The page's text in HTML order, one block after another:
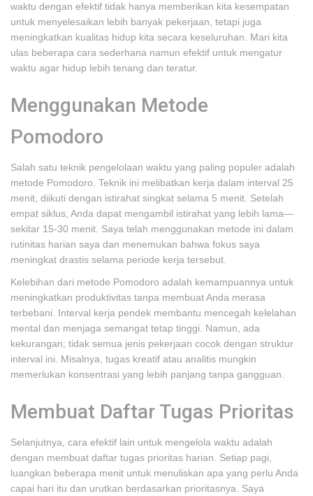
waktu dengan efektif tidak hanya memberikan kita kesempatan
untuk menyelesaikan lebih banyak pekerjaan, tetapi juga
meningkatkan kualitas hidup kita secara keseluruhan. Mari kita
ulas beberapa cara sederhana namun efektif untuk mengatur
waktu agar hidup lebih tenang dan teratur.
Menggunakan Metode
Pomodoro
Salah satu teknik pengelolaan waktu yang paling populer adalah
metode Pomodoro. Teknik ini melibatkan kerja dalam interval 25
menit, diikuti dengan istirahat singkat selama 5 menit. Setelah
empat siklus, Anda dapat mengambil istirahat yang lebih lama—
sekitar 15-30 menit. Saya telah menggunakan metode ini dalam
rutinitas harian saya dan menemukan bahwa fokus saya
meningkat drastis selama periode kerja tersebut.
Kelebihan dari metode Pomodoro adalah kemampuannya untuk
meningkatkan produktivitas tanpa membuat Anda merasa
terbebani. Interval kerja pendek membantu mencegah kelelahan
mental dan menjaga semangat tetap tinggi. Namun, ada
kekurangan; tidak semua jenis pekerjaan cocok dengan struktur
interval ini. Misalnya, tugas kreatif atau analitis mungkin
memerlukan konsentrasi yang lebih panjang tanpa gangguan.
Membuat Daftar Tugas Prioritas
Selanjutnya, cara efektif lain untuk mengelola waktu adalah
dengan membuat daftar tugas prioritas harian. Setiap pagi,
luangkan beberapa menit untuk menuliskan apa yang perlu Anda
capai hari itu dan urutkan berdasarkan prioritasnya. Saya